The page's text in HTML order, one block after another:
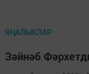
ЯҢАЛЫКЛАР
Зәйнәб